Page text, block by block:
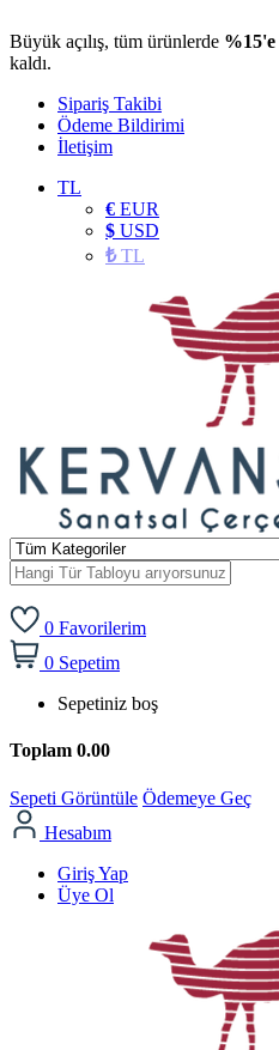
Büyük açılış, tüm ürünlerde %15'e
kaldı.
Sipariş Takibi
Ödeme Bildirimi
İletişim
TL
€ EUR
$ USD
₺TL
0 Favorilerim
0 Sepetim
Sepetiniz boş
Toplam 0.00
Sepeti Görüntüle Ödemeye Geç
Hesabım
Giriş Yap
Üye Ol